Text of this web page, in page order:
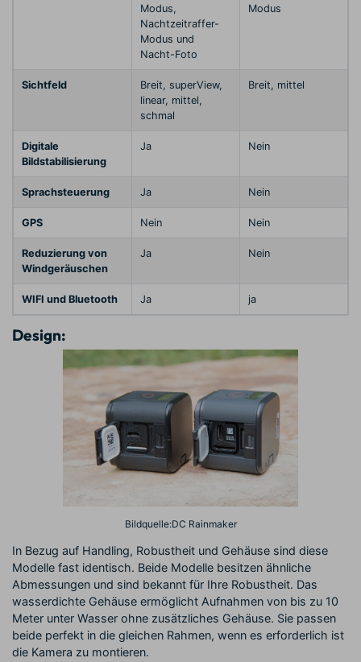
Modus,
Nachtzeitraffer-
Modus und
Nacht-Foto
Modus
Sichtfeld
Breit, superView,
linear, mittel,
schmal
Breit, mittel
Digitale
Bildstabilisierung
Ja Nein
Sprachsteuerung Ja Nein
GPS Nein Nein
Reduzierung von
Windgeräuschen
Ja Nein
WIFI und Bluetooth Ja ja
Design:
Bildquelle:DC Rainmaker
In Bezug auf Handling, Robustheit und Gehäuse sind diese
Modelle fast identisch. Beide Modelle besitzen ähnliche
Abmessungen und sind bekannt für Ihre Robustheit. Das
wasserdichte Gehäuse ermöglicht Aufnahmen von bis zu 10
Meter unter Wasser ohne zusätzliches Gehäuse. Sie passen
beide perfekt in die gleichen Rahmen, wenn es erforderlich ist
die Kamera zu montieren.